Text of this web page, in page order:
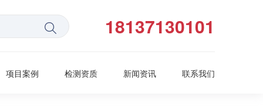
18137130101
项目案例 检测资质 新闻资讯 联系我们